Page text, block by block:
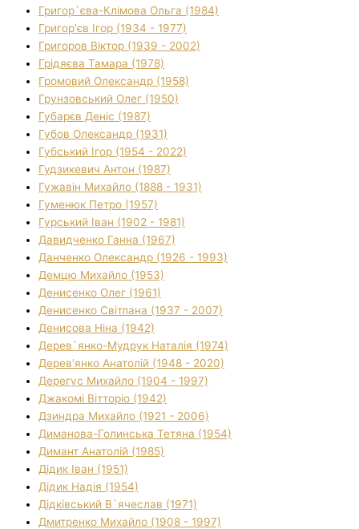
Григор`єва-Клімова Ольга (1984)
Григор'єв Ігор (1934 - 1977)
Григоров Віктор (1939 - 2002)
Грідяєва Тамара (1978)
Громовий Олександр (1958)
Грунзовський Олег (1950)
Губарєв Деніс (1987)
Губов Олександр (1931)
Губський Ігор (1954 - 2022)
Гудзикевич Антон (1987)
Гужавін Михайло (1888 - 1931)
Гуменюк Петро (1957)
Гурський Іван (1902 - 1981)
Давидченко Ганна (1967)
Данченко Олександр (1926 - 1993)
Демцю Михайло (1953)
Денисенко Олег (1961)
Денисенко Світлана (1937 - 2007)
Денисова Ніна (1942)
Дерев`янко-Мудрук Наталія (1974)
Дерев'янко Анатолій (1948 - 2020)
Дерегус Михайло (1904 - 1997)
Джакомі Вітторіо (1942)
Дзиндра Михайло (1921 - 2006)
Диманова-Голинська Тетяна (1954)
Димант Анатолій (1985)
Дідик Іван (1951)
Дідик Надія (1954)
Дідківський В`ячеслав (1971)
Дмитренко Михайло (1908 - 1997)